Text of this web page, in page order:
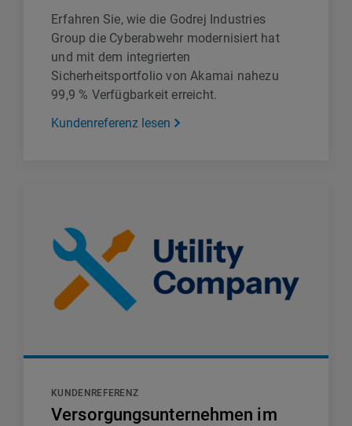
Erfahren Sie, wie die Godrej Industries
Group die Cyberabwehr modernisiert hat
und mit dem integrierten
Sicherheitsportfolio von Akamai nahezu
99,9 % Verfügbarkeit erreicht.
Kundenreferenz lesen
KUNDENREFERENZ
Versorgungsunternehmen im